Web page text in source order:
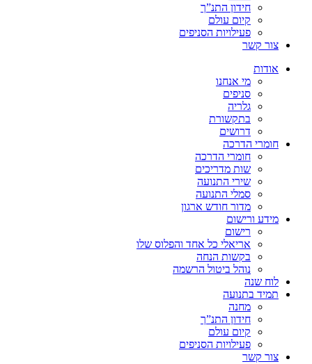
חידון התנ”ך
קיום עולם
פעילויות הסניפים
צור קשר
אודות
מי אנחנו
סניפים
גלריה
בתקשורת
דרושים
חומרי הדרכה
חומרי הדרכה
שות מדריכים
שירי התנועה
סמלי התנועה
מדור חודש ארגון
מידע ורישום
רישום
אריאלי כל אחד והפלוס שלו
בקשות הנחה
נוהל ביטול הרשמה
לוח שנה
תמיד בתנועה
מחנה
חידון התנ”ך
קיום עולם
פעילויות הסניפים
צור קשר